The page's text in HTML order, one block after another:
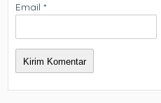
Email*